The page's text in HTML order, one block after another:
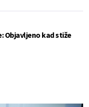
Objavljeno kad stiže